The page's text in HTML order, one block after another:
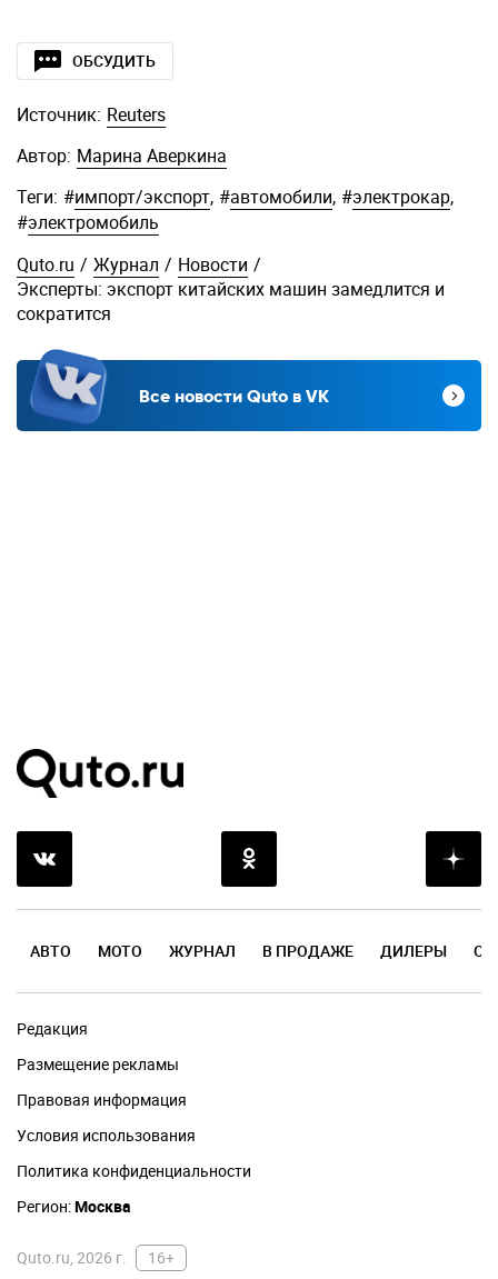
ОБСУДИТЬ
Источник: Reuters
Автор: Марина Аверкина
Теги: #импорт/экспорт, #автомобили, #электрокар,
#электромобиль
Quto.ru / Журнал / Новости /
Эксперты: экспорт китайских машин замедлится и
сократится
Все новости Quto в VK
АВТО МОТО ЖУРНАЛ В ПРОДАЖЕ ДИЛЕРЫ
Редакция
Размещение рекламы
Правовая информация
Условия использования
Политика конфиденциальности
Регион:Москва
Quto.ru, 2026 г. 16+